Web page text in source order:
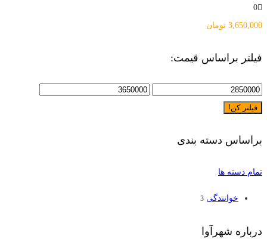
0
3,650,000 تومان
فیلتر براساس قیمت:
فیلتر کن!
براساس دسته بندی
تمام دسته ها
خوانندگی 3
درباره شهرآوا